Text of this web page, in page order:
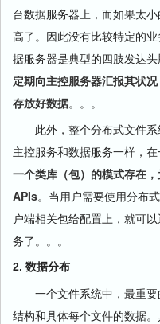
台数据服务器上，而如果太
高了。因此没有比较特定的
据服务器是典型的四肢发达头
定期向主控服务器汇报其状
存放好数据。。。
此外，整个分布式文件系
主控服务和数据服务一样，
一个类库（包）的模式存在
APIs。当用户需要使用分布
户端相关包给配置上，就可
务了。。。
2. 数据分布
一个文件系统中，最重要
结构和具体每个文件的数据